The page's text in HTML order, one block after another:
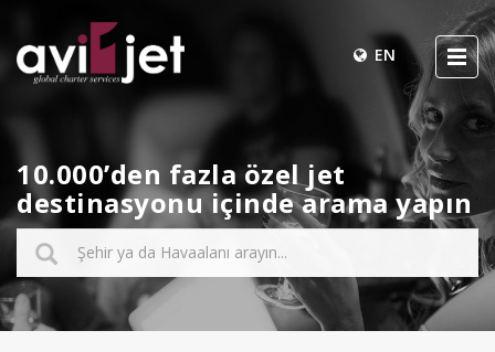
EN
10.000’den fazla özel jet
destinasyonu içinde arama yapın